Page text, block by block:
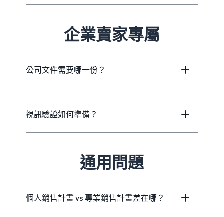
企業賣家專屬
公司文件需要哪一份？
視訊驗證如何準備？
通用問題
個人銷售計畫 vs 專業銷售計畫差在哪？